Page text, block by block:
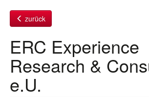
zurück
ERC Experience
Research &
e.U.